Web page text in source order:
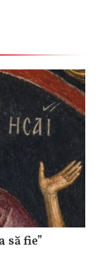
să fie”